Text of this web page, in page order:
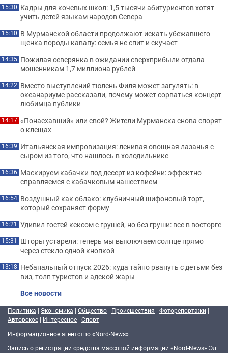
15:30 Кадры для кочевых школ: 1,5 тысячи абитуриентов хотят
учить детей языкам народов Севера
15:10 В Мурманской области продолжают искать убежавшего
щенка породы кавапу: семья не спит и скучает
14:35 Пожилая северянка в ожидании сверхприбыли отдала
мошенникам 1,7 миллиона рублей
14:22 Вместо выступлений тюлень Филя может загулять: в
океанариуме рассказали, почему может сорваться концерт
любимца публики
14:17 «Понаехавший» или свой? Жители Мурманска снова спорят
о клещах
16:39 Итальянская импровизация: ленивая овощная лазанья с
сыром из того, что нашлось в холодильнике
16:36 Маскируем кабачки под десерт из кофейни: эффектно
справляемся с кабачковым нашествием
16:54 Воздушный как облако: клубничный шифоновый торт,
который сохраняет форму
16:21 Удивил гостей кексом с грушей, но без груши: все в восторге
15:31 Шторы устарели: теперь мы выключаем солнце прямо
через стекло одной кнопкой
13:18 Небанальный отпуск 2026: куда тайно рвануть с детьми без
виз, толп туристов и адской жары
Все новости
Политика | Экономика | Общество | Происшествия | Фоторепортажи |
Авторское | Интересное | Спорт
Информационное агентство «Nord-News»
Запись о регистрации средства массовой информации «Nord-News» Эл